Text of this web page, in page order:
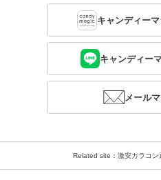
キャンディー
キャンディー
メール
Related site：激安カラコン